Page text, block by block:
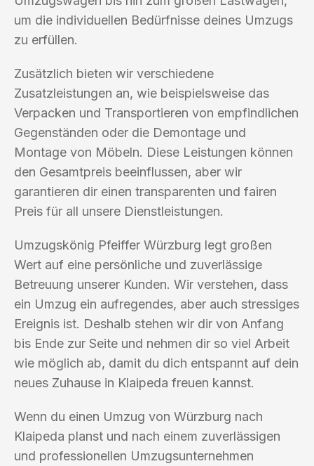
um die individuellen Bedürfnisse deines Umzugs
zu erfüllen.
Zusätzlich bieten wir verschiedene
Zusatzleistungen an, wie beispielsweise das
Verpacken und Transportieren von empfindlichen
Gegenständen oder die Demontage und
Montage von Möbeln. Diese Leistungen können
den Gesamtpreis beeinflussen, aber wir
garantieren dir einen transparenten und fairen
Preis für all unsere Dienstleistungen.
Umzugskönig Pfeiffer Würzburg legt großen
Wert auf eine persönliche und zuverlässige
Betreuung unserer Kunden. Wir verstehen, dass
ein Umzug ein aufregendes, aber auch stressiges
Ereignis ist. Deshalb stehen wir dir von Anfang
bis Ende zur Seite und nehmen dir so viel Arbeit
wie möglich ab, damit du dich entspannt auf dein
neues Zuhause in Klaipeda freuen kannst.
Wenn du einen Umzug von Würzburg nach
Klaipeda planst und nach einem zuverlässigen
und professionellen Umzugsunternehmen